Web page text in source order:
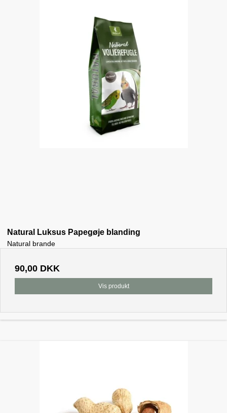
Natural Luksus Papegøje blanding
Natural brande
90,00 DKK
Vis produkt